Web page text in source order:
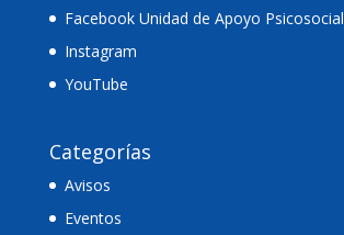
Facebook Unidad de Apoyo Psicosocial
Instagram
YouTube
Categorías
Avisos
Eventos